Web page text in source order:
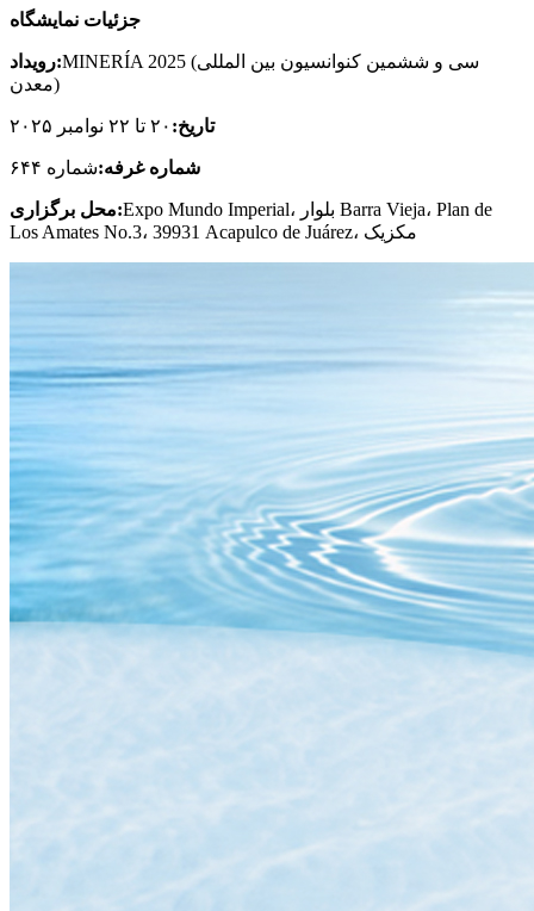
جزئیات نمایشگاه
رویداد:MINERÍA 2025 (سی و ششمین کنوانسیون بین المللی
معدن)
تاریخ: ۲۰ تا ۲۲ نوامبر ۲۰۲۵
شماره غرفه:شماره ۶۴۴
محل برگزاری:Expo Mundo Imperial، بلوار Barra Vieja، Plan de
Los Amates No.3، 39931 Acapulco de Juárez، مکزیک